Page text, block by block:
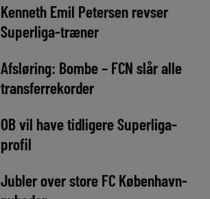
Kenneth Emil Petersen revser
Superliga-træner
Afsløring: Bombe – FCN slår alle
transferrekorder
OB vil have tidligere Superliga-
profil
Jubler over store FC København-